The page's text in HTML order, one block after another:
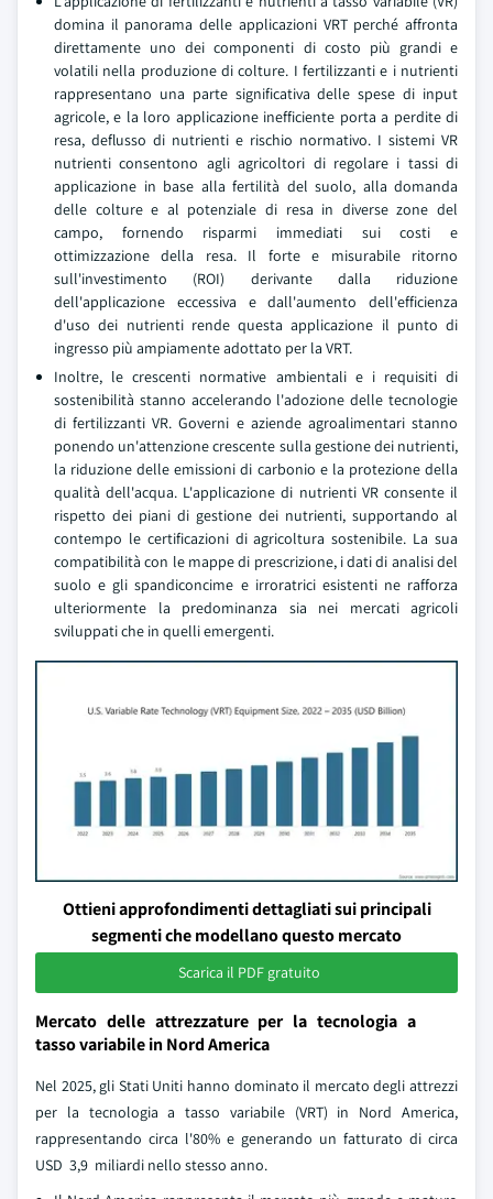
domina il panorama delle applicazioni VRT perché affronta
direttamente uno dei componenti di costo più grandi e
volatili nella produzione di colture. I fertilizzanti e i nutrienti
rappresentano una parte significativa delle spese di input
agricole, e la loro applicazione inefficiente porta a perdite di
resa, deflusso di nutrienti e rischio normativo. I sistemi VR
nutrienti consentono agli agricoltori di regolare i tassi di
applicazione in base alla fertilità del suolo, alla domanda
delle colture e al potenziale di resa in diverse zone del
campo, fornendo risparmi immediati sui costi e
ottimizzazione della resa. Il forte e misurabile ritorno
sull'investimento (ROI) derivante dalla riduzione
dell'applicazione eccessiva e dall'aumento dell'efficienza
d'uso dei nutrienti rende questa applicazione il punto di
ingresso più ampiamente adottato per la VRT.
Inoltre, le crescenti normative ambientali e i requisiti di
sostenibilità stanno accelerando l'adozione delle tecnologie
di fertilizzanti VR. Governi e aziende agroalimentari stanno
ponendo un'attenzione crescente sulla gestione dei nutrienti,
la riduzione delle emissioni di carbonio e la protezione della
qualità dell'acqua. L'applicazione di nutrienti VR consente il
rispetto dei piani di gestione dei nutrienti, supportando al
contempo le certificazioni di agricoltura sostenibile. La sua
compatibilità con le mappe di prescrizione, i dati di analisi del
suolo e gli spandiconcime e irroratrici esistenti ne rafforza
ulteriormente la predominanza sia nei mercati agricoli
sviluppati che in quelli emergenti.
Ottieni approfondimenti dettagliati sui principali
segmenti che modellano questo mercato
Scarica il PDF gratuito
Mercato delle attrezzature per la tecnologia a
tasso variabile in Nord America
Nel 2025, gli Stati Uniti hanno dominato il mercato degli attrezzi
per la tecnologia a tasso variabile (VRT) in Nord America,
rappresentando circa l'80% e generando un fatturato di circa
USD 3,9 miliardi nello stesso anno.